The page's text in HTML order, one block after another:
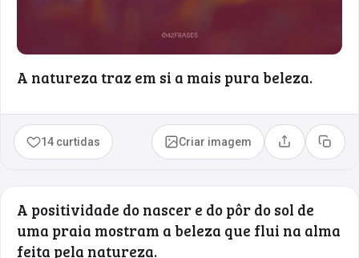
A natureza traz em si a mais pura beleza.
14 curtidas Criar imagem Compartilhar
Copiar
A positividade do nascer e do pôr do sol de
uma praia mostram a beleza que flui na alma
feita pela natureza.